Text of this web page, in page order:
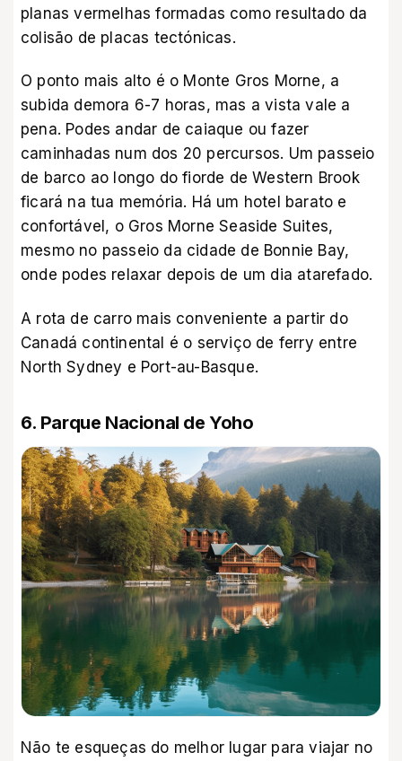
planas vermelhas formadas como resultado da
colisão de placas tectónicas.
O ponto mais alto é o Monte Gros Morne, a
subida demora 6-7 horas, mas a vista vale a
pena. Podes andar de caiaque ou fazer
caminhadas num dos 20 percursos. Um passeio
de barco ao longo do fiorde de Western Brook
ficará na tua memória. Há um hotel barato e
confortável, o Gros Morne Seaside Suites,
mesmo no passeio da cidade de Bonnie Bay,
onde podes relaxar depois de um dia atarefado.
A rota de carro mais conveniente a partir do
Canadá continental é o serviço de ferry entre
North Sydney e Port-au-Basque.
6. Parque Nacional de Yoho
Não te esqueças do melhor lugar para viajar no